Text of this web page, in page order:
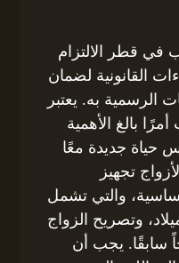
في قطر الالتزام
القانونية لضمان
الرسمية به. يعتبر
بالغ الأهمية
حياة جديدة معًا
تجهيز
والتي تشمل
وتصريح الزواج
سابقًا. يجب أن